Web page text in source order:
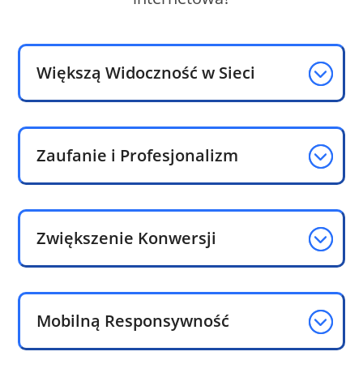
Większą Widoczność w Sieci
Zaufanie i Profesjonalizm
Zwiększenie Konwersji
Mobilną Responsywność